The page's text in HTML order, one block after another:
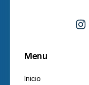
Menu
Inicio